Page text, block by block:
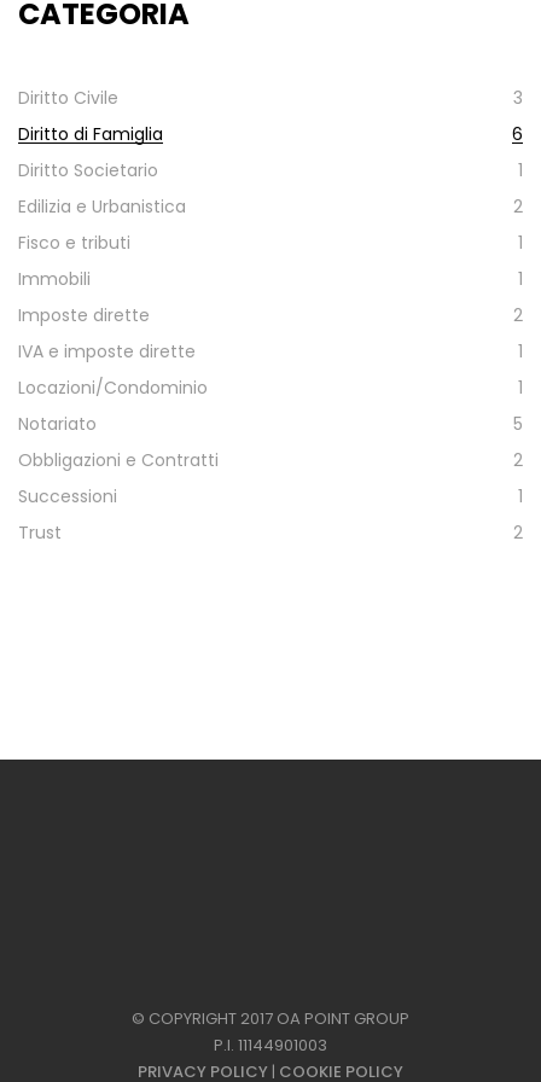
CATEGORIA
Diritto Civile
3
Diritto di Famiglia
6
Diritto Societario
1
Edilizia e Urbanistica
2
Fisco e tributi
1
Immobili
1
Imposte dirette
2
IVA e imposte dirette
1
Locazioni/Condominio
1
Notariato
5
Obbligazioni e Contratti
2
Successioni
1
Trust
2
© COPYRIGHT 2017 OA POINT GROUP
P.I. 11144901003
PRIVACY POLICY | COOKIE POLICY